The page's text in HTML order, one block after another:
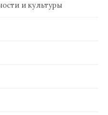
и культуры